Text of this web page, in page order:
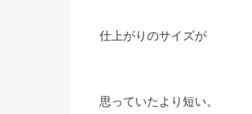
仕上がりのサイズが
思っていたより短い。